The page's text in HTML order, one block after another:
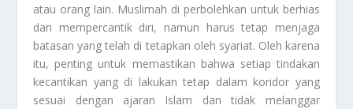
atau orang lain. Muslimah di perbolehkan untuk berhias
dan mempercantik diri, namun harus tetap menjaga
batasan yang telah di tetapkan oleh syariat. Oleh karena
itu, penting untuk memastikan bahwa setiap tindakan
kecantikan yang di lakukan tetap dalam koridor yang
sesuai dengan ajaran Islam dan tidak melanggar